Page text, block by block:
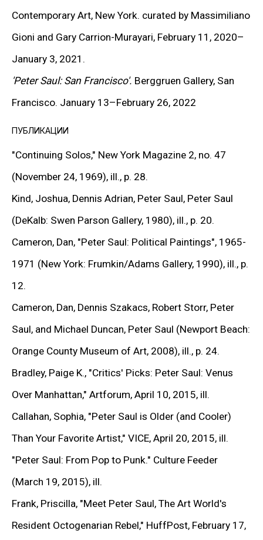
сюжетов, его картины пронизаны глубоким
знанием истории искусства, автобиографическими
мотивами и откликами на политические и
социальные процессы своего времени. Эти
гротескные полотна нередко становятся
осмысления действительности. Именно Соул
заложил основы той художественной
«политической некорректности», которую позднее
развили Сью Уильямс, Кара Уокер, Роберт Мили и
Кэрролл Данэм.
В своих произведениях художник соединяет идеи
сюрреализма и поп-арта, сталкивая
мультипликационные образы с академическими
сюжетами и культурными архетипами. Его формы
— одновременно абстрактные и скульптурные —
отсылают к пластике Сальвадора Дали и
экспрессивным искажениям Виллема де Кунинга,
превращая живопись в метафору внутреннего
напряжения и психологического конфликта.
Сложные композиции, эклектичные цитаты из
истории искусства и массмедиа, яркий цвет и
иронический подтекст делают каждое
Contemporary Art, New York. curated by Massimiliano
Gioni and Gary Carrion-Murayari, February 11, 2020–
January 3, 2021.
'Peter Saul: San Francisco'. Berggruen Gallery, San
Francisco. January 13–February 26, 2022
ПУБЛИКАЦИИ
"Continuing Solos," New York Magazine 2, no. 47
(November 24, 1969), ill., p. 28.
Kind, Joshua, Dennis Adrian, Peter Saul, Peter Saul
(DeKalb: Swen Parson Gallery, 1980), ill., p. 20.
Cameron, Dan, "Peter Saul: Political Paintings", 1965-
1971 (New York: Frumkin/Adams Gallery, 1990), ill., p.
12.
Cameron, Dan, Dennis Szakacs, Robert Storr, Peter
Saul, and Michael Duncan, Peter Saul (Newport Beach:
Orange County Museum of Art, 2008), ill., p. 24.
Bradley, Paige K., "Critics' Picks: Peter Saul: Venus
Over Manhattan," Artforum, April 10, 2015, ill.
Callahan, Sophia, "Peter Saul is Older (and Cooler)
Than Your Favorite Artist," VICE, April 20, 2015, ill.
"Peter Saul: From Pop to Punk." Culture Feeder
(March 19, 2015), ill.
Frank, Priscilla, "Meet Peter Saul, The Art World's
Resident Octogenarian Rebel," HuffPost, February 17,